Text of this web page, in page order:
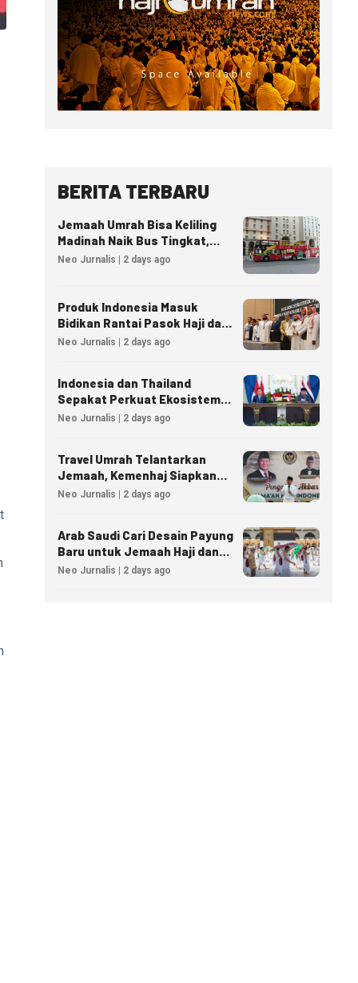
BERITA TERBARU
Jemaah Umrah Bisa Keliling
Madinah Naik Bus Tingkat,
Tiket Mulai 40 Riyal
Neo Jurnalis | 2 days ago
Produk Indonesia Masuk
Bidikan Rantai Pasok Haji dan
Umrah Arab Saudi
Neo Jurnalis | 2 days ago
Indonesia dan Thailand
Sepakat Perkuat Ekosistem
Industri Halal
Neo Jurnalis | 2 days ago
Travel Umrah Telantarkan
Jemaah, Kemenhaj Siapkan
Sanksi Penutupan Izin hingga
Neo Jurnalis | 2 days ago
Arab Saudi Cari Desain Payung
Baru untuk Jemaah Haji dan
Umrah
Neo Jurnalis | 2 days ago